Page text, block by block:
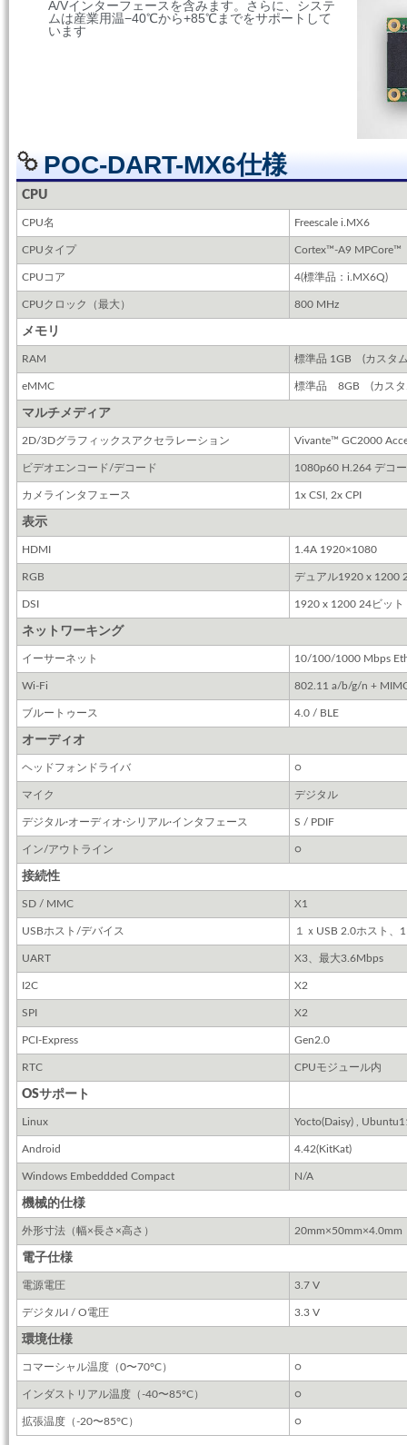
A/Vインターフェースを含みます。さらに、システ
ムは産業用温−40℃から+85℃までをサポートして
います
POC-DART-MX6仕様
CPU
CPU名 Freescale i.MX6
CPUタイプ Cortex™-A9 MPCore™
CPUコア 4(標準品：i.MX6Q)
CPUクロック（最大） 800 MHz
メモリ
RAM 標準品 1GB (カスタ
eMMC 標準品 8GB (カスタ
マルチメディア
2D/3Dグラフィックスアクセラレーション Vivante™ GC2000
ビデオエンコード/デコード 1080p60 H.264 デコ
カメラインタフェース 1x CSI, 2x CPI
表示
HDMI 1.4A 1920×1080
RGB デュアル1920 x 1200
DSI 1920 x 1200 24ビット
ネットワーキング
イーサーネット 10/100/1000 Mbps
Wi-Fi 802.11 a/b/g/n +
ブルートゥース 4.0 / BLE
オーディオ
ヘッドフォンドライバ ○
マイク デジタル
デジタル·オーディオ·シリアル·インタフェース S / PDIF
イン/アウトライン ○
接続性
SD / MMC X1
USBホスト/デバイス １ｘUSB 2.0ホスト、
UART X3、最大3.6Mbps
I2C X2
SPI X2
PCI-Express Gen2.0
RTC CPUモジュール内
OSサポート
Linux Yocto(Daisy) ,
Android 4.42(KitKat)
Windows Embeddded Compact N/A
機械的仕様
外形寸法（幅×長さ×高さ） 20mm×50mm×4.0mm
電子仕様
電源電圧 3.7 V
デジタルI / O電圧 3.3 V
環境仕様
コマーシャル温度（0〜70°C） ○
インダストリアル温度（-40〜85°C） ○
拡張温度（-20〜85°C） ○